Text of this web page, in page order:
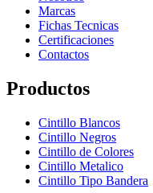
Marcas
Fichas Tecnicas
Certificaciones
Contactos
Productos
Cintillo Blancos
Cintillo Negros
Cintillo de Colores
Cintillo Metalico
Cintillo Tipo Bandera